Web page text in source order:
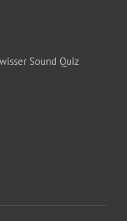
Sound Quiz